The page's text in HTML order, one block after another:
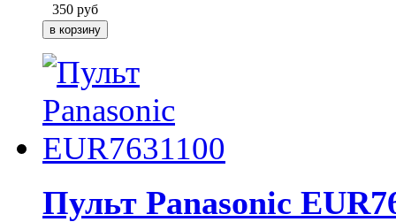
350 руб
Пульт Panasonic